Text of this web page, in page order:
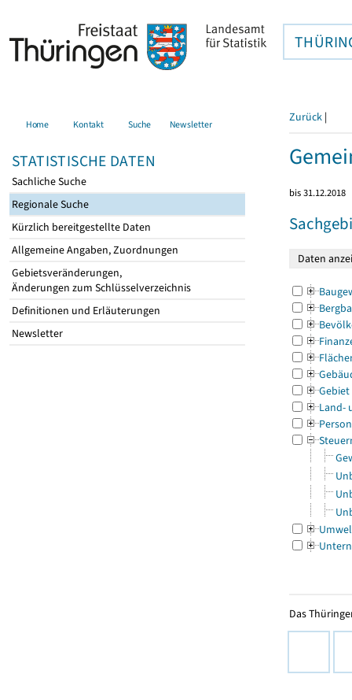
Home Kontakt Suche Newsletter
STATISTISCHE DATEN
Sachliche Suche
Regionale Suche
Kürzlich bereitgestellte Daten
Allgemeine Angaben, Zuordnungen
Gebietsveränderungen,
Änderungen zum Schlüsselverzeichnis
Definitionen und Erläuterungen
Newsletter
Zurück |
bis 31.12.2018
Gebiet
Land-
Das